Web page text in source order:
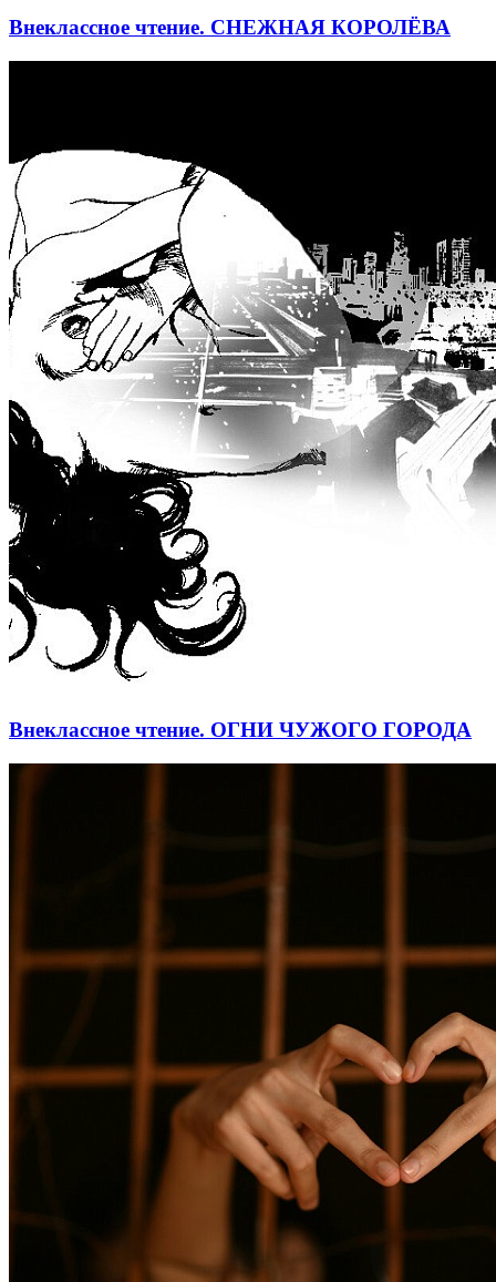
Внеклассное чтение. СНЕЖНАЯ КОРОЛЁВА
Внеклассное чтение. ОГНИ ЧУЖОГО ГОРОДА